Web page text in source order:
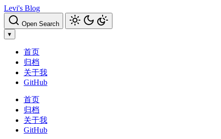
Levi's Blog
Open Search
▾
首页
归档
关于我
GitHub
首页
归档
关于我
GitHub